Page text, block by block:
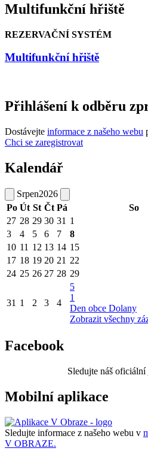
Multifunkční hřiště
REZERVAČNÍ SYSTÉM
Multifunkční hřiště
Přihlášení k odběru
Dostávejte informace z našeho webu
Chci se zaregistrovat
Kalendář
Srpen2026
Po Út St Čt Pá So
27 28 29 30 31 1
3
4 5 6 7 8
10 11 12 13 14 15
17 18 19 20 21 22
24 25 26 27 28 29
31 1 2 3 4
5
1
Den obce Dolany
Zobrazit všechny
Facebook
Sledujte náš oficiální
Mobilní aplikace
Sledujte informace z našeho webu v
V OBRAZE.